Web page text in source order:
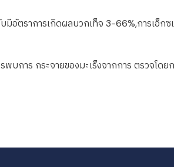
อัตราการเกิดผลบวกเท็จ 3-66%,การเอ็ก
การ กระจายของมะเร็งจากการ ตรวจโด